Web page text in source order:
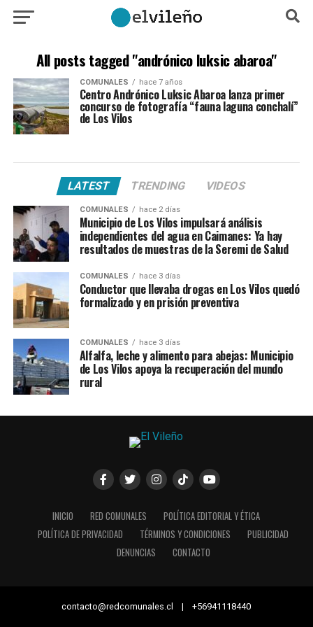
All posts tagged "andrónico luksic abaroa"
COMUNALES hace 7 años
Centro Andrónico Luksic Abaroa lanza primer
concurso de fotografía “fauna laguna conchalí”
de Los Vilos
LATEST TRENDING VIDEOS
COMUNALES hace 2 días
Municipio de Los Vilos impulsará análisis
independientes del agua en Caimanes: Ya hay
resultados de muestras de la Seremi de Salud
COMUNALES hace 3 días
Conductor que llevaba drogas en Los Vilos quedó
formalizado y en prisión preventiva
COMUNALES hace 3 días
Alfalfa, leche y alimento para abejas: Municipio
de Los Vilos apoya la recuperación del mundo
rural
INICIO RED COMUNALES
POLÍTICA EDITORIAL Y ÉTICA
POLÍTICA DE PRIVACIDAD
TÉRMINOS Y CONDICIONES
PUBLICIDAD
DENUNCIAS
CONTACTO
contacto@redcomunales.cl | +56941118440